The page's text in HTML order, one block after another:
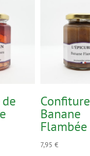
Confiture
Banane
Flambée
7,95€